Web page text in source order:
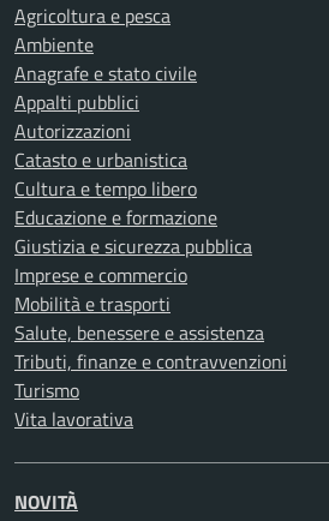
Agricoltura e pesca
Ambiente
Anagrafe e stato civile
Appalti pubblici
Autorizzazioni
Catasto e urbanistica
Cultura e tempo libero
Educazione e formazione
Giustizia e sicurezza pubblica
Imprese e commercio
Mobilità e trasporti
Salute, benessere e assistenza
Tributi, finanze e contravvenzioni
Turismo
Vita lavorativa
NOVITÀ